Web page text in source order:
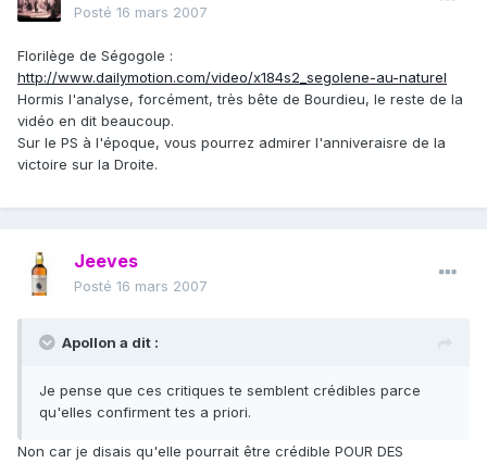
Posté 16 mars 2007
Florilège de Ségogole :
http://www.dailymotion.com/video/x184s2_segolene-au-naturel
Hormis l'analyse, forcément, très bête de Bourdieu, le reste de la
vidéo en dit beaucoup.
Sur le PS à l'époque, vous pourrez admirer l'anniveraisre de la
victoire sur la Droite.
Jeeves
Posté 16 mars 2007
Apollon a dit :
Je pense que ces critiques te semblent crédibles parce
qu'elles confirment tes a priori.
Non car je disais qu'elle pourrait être crédible POUR DES